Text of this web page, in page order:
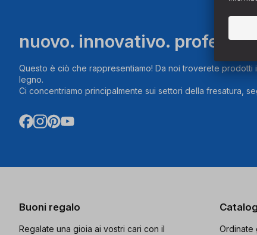
nuovo. innovativo.
Questo è ciò che rappresentiamo! Da noi troverete
legno.
Ci concentriamo principalmente sui settori della fresatura,
Buoni regalo
Regalate una gioia ai vostri cari con il
Ordinate